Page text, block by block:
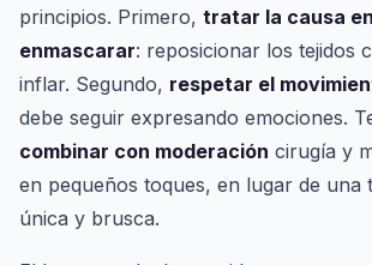
principios. Primero, tratar la causa
enmascarar: reposicionar los tejidos
inflar. Segundo, respetar el
debe seguir expresando emociones.
combinar con moderación cirugía y
en pequeños toques, en lugar de una
única y brusca.